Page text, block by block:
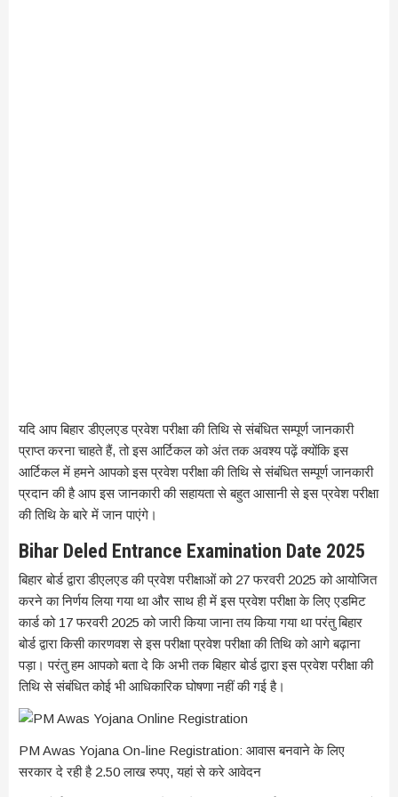
यदि आप बिहार डीएलएड प्रवेश परीक्षा की तिथि से संबंधित सम्पूर्ण जानकारी
प्राप्त करना चाहते हैं, तो इस आर्टिकल को अंत तक अवश्य पढ़ें क्योंकि इस
आर्टिकल में हमने आपको इस प्रवेश परीक्षा की तिथि से संबंधित सम्पूर्ण जानकारी
प्रदान की है आप इस जानकारी की सहायता से बहुत आसानी से इस प्रवेश परीक्षा
की तिथि के बारे में जान पाएंगे।
Bihar Deled Entrance Examination Date 2025
बिहार बोर्ड द्वारा डीएलएड की प्रवेश परीक्षाओं को 27 फरवरी 2025 को आयोजित
करने का निर्णय लिया गया था और साथ ही में इस प्रवेश परीक्षा के लिए एडमिट
कार्ड को 17 फरवरी 2025 को जारी किया जाना तय किया गया था परंतु बिहार
बोर्ड द्वारा किसी कारणवश से इस परीक्षा प्रवेश परीक्षा की तिथि को आगे बढ़ाना
पड़ा। परंतु हम आपको बता दे कि अभी तक बिहार बोर्ड द्वारा इस प्रवेश परीक्षा की
तिथि से संबंधित कोई भी आधिकारिक घोषणा नहीं की गई है।
PM Awas Yojana On-line Registration: आवास बनवाने के लिए
सरकार दे रही है 2.50 लाख रुपए, यहां से करे आवेदन